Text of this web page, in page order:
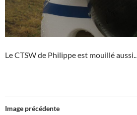
Le CTSW de Philippe est mouillé aussi..
Image précédente